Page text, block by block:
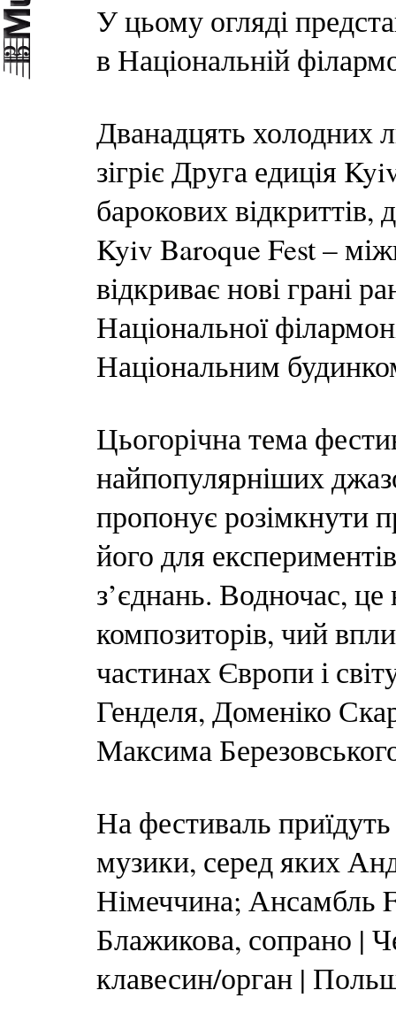
У цьому огляді
в Національній
Дванадцять холодних
зігріє Друга едиція
барокових відкриттів,
Kyiv Baroque Fest –
відкриває нові грані
Національної
Національним
Цьогорічна тема
найпопулярніших
пропонує розімкнути
його для
з’єднань. Водночас,
композиторів, чий
частинах Європи і
Генделя, Доменіко
Максима
На фестиваль приїдуть
музики, серед яких
Німеччина; Ансамбль
Блажикова, сопрано |
клавесин/орган |